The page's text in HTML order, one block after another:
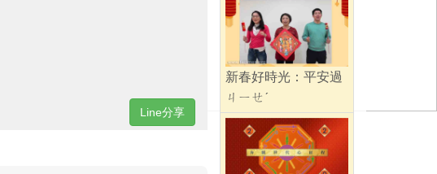
Line分享
新春好時光：平安過
ㄐㄧㄝˊ